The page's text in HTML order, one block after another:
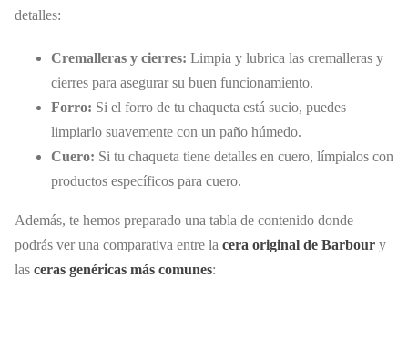
detalles:
Cremalleras y cierres: Limpia y lubrica las cremalleras y
cierres para asegurar su buen funcionamiento.
Forro: Si el forro de tu chaqueta está sucio, puedes
limpiarlo suavemente con un paño húmedo.
Cuero: Si tu chaqueta tiene detalles en cuero, límpialos con
productos específicos para cuero.
Además, te hemos preparado una tabla de contenido donde
podrás ver una comparativa entre la cera original de Barbour y
las ceras genéricas más comunes: